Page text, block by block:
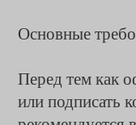
Основные
Перед тем как
или подписать